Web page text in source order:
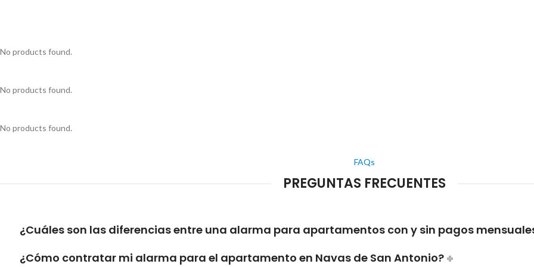
No products found.
No products found.
No products found.
FAQs
PREGUNTAS FRECUENTES
¿Cuáles son las diferencias entre una alarma para apartamentos con y sin pagos
¿Cómo contratar mi alarma para el apartamento en Navas de San Antonio?